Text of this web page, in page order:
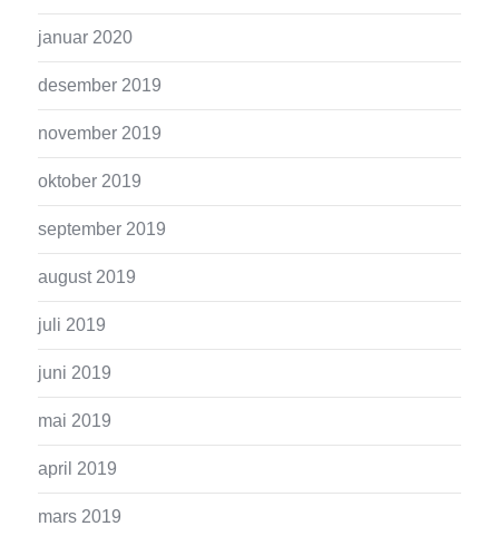
januar 2020
desember 2019
november 2019
oktober 2019
september 2019
august 2019
juli 2019
juni 2019
mai 2019
april 2019
mars 2019